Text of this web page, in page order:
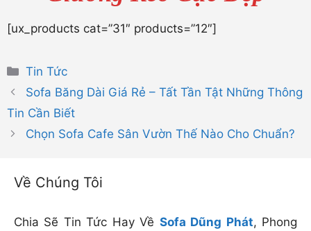
[ux_products cat=”31″ products=”12″]
Danh
mục
Tin Tức
Sofa Băng Dài Giá Rẻ – Tất Tần Tật Những Thông
Tin Cần Biết
Chọn Sofa Cafe Sân Vườn Thế Nào Cho Chuẩn?
Về Chúng Tôi
Chia Sẽ Tin Tức Hay Về Sofa Dũng Phát, Phong